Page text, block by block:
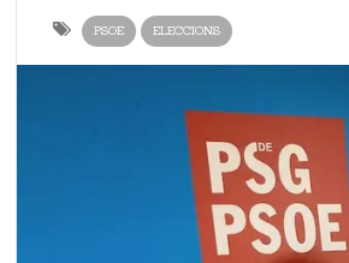
PSOE ELECCIONS